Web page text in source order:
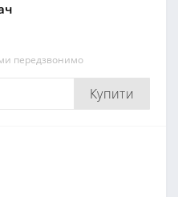
передзвонимо
Купити